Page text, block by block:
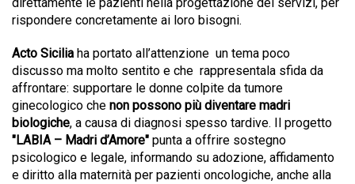
rispondere concretamente ai loro bisogni.
Acto Sicilia ha portato all’attenzione un tema poco
discusso ma molto sentito e che rappresentala sfida da
affrontare: supportare le donne colpite da tumore
ginecologico che non possono più diventare madri
biologiche, a causa di diagnosi spesso tardive. Il progetto
"LABIA – Madri d’Amore" punta a offrire sostegno
psicologico e legale, informando su adozione, affidamento
e diritto alla maternità per pazienti oncologiche, anche alla